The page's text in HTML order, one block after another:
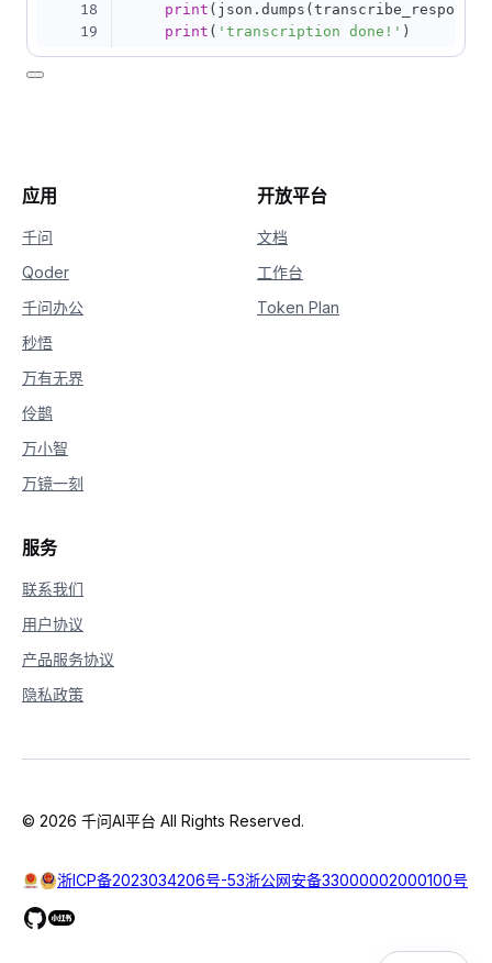
18
19
print ( json . dumps ( transcribe_response
print ( 'transcription done!' )
应用
千问
Qoder
千问办公
秒悟
万有无界
伶鹊
万小智
万镜一刻
开放平台
文档
工作台
Token Plan
服务
联系我们
用户协议
产品服务协议
隐私政策
© 2026 千问AI平台 All Rights Reserved.
浙ICP备2023034206号-53浙公网安备33000002000100号